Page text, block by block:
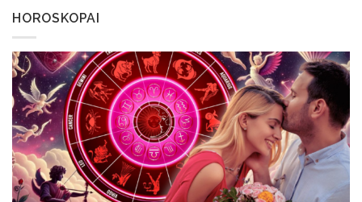
HOROSKOPAI